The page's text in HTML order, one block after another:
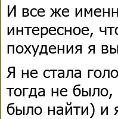
И все же
интересное,
похудения я
Я не стала
тогда не
было найти) и